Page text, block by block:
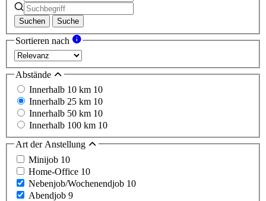
Suchen Suche
Sortieren nach
Abstände
Innerhalb 10 km 10
Innerhalb 25 km 10
Innerhalb 50 km 10
Innerhalb 100 km 10
Art der Anstellung
Minijob 10
Home-Office 10
Nebenjob/Wochenendjob 10
Abendjob 9